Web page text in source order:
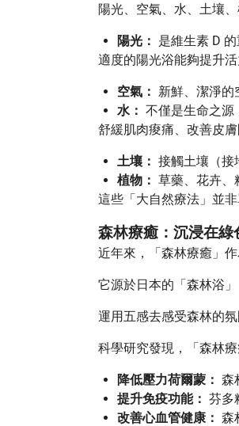
陽光、空氣、水、土壤
陽光： 是維生素 D
適度的陽光浴能夠提升活
空氣： 新鮮、潔淨的
水： 不僅是生命之源
舒緩肌肉痠痛、改善皮膚
土壤： 接觸土壤（接
植物： 草藥、花卉、
這些「大自然療法」並
森林療癒：沉浸在綠
近年來，「森林療癒」
它源於日本的「森林浴
運用五感去感受森林的
科學研究發現，「森林
降低壓力荷爾蒙： 森
提升免疫功能： 芬多
改善心血管健康： 森